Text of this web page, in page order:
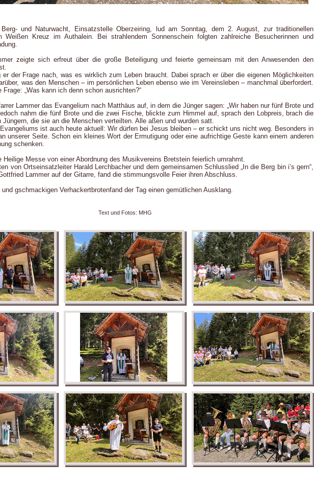
Berg- und Naturwacht, Einsatzstelle Oberzeiring, lud am Sonntag, dem 2. August, zur traditionellen
Weißen Kreuz im Authalein. Bei strahlendem Sonnenschein folgten zahlreiche Besucherinnen und
zeigte sich erfreut über die große Beteiligung und feierte gemeinsam mit den Anwesenden den
er der Frage nach, was es wirklich zum Leben braucht. Dabei sprach er über die eigenen Möglichkeiten
was den Menschen – im persönlichen Leben ebenso wie im Vereinsleben – manchmal überfordert.
„Was kann ich denn schon ausrichten?“
Lammer das Evangelium nach Matthäus auf, in dem die Jünger sagen: „Wir haben nur fünf Brote und
nahm die fünf Brote und die zwei Fische, blickte zum Himmel auf, sprach den Lobpreis, brach die
Jüngern, die sie an die Menschen verteilten. Alle aßen und wurden satt.
ist auch heute aktuell: Wir dürfen bei Jesus bleiben – er schickt uns nicht weg. Besonders in
unserer Seite. Schon ein kleines Wort der Ermutigung oder eine aufrichtige Geste kann einem anderen
schenken.
Heilige Messe von einer Abordnung des Musikvereins Bretstein feierlich umrahmt.
von Ortseinsatzleiter Harald Lerchbacher und dem gemeinsamen Schlusslied „In die Berg bin i’s gern“,
Lammer auf der Gitarre, fand die stimmungsvolle Feier ihren Abschluss.
gschmackigen Verhackertbrotenfand der Tag einen gemütlichen Ausklang.
Text und Fotos: MHG